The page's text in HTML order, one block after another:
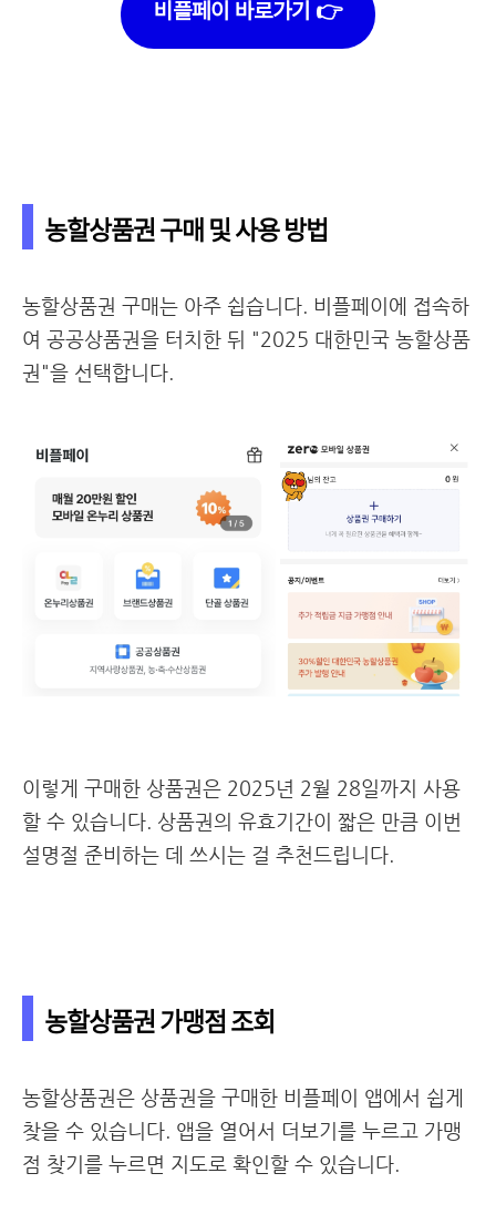
비플페이 바로가기 👉
농할상품권 구매 및 사용 방법
농할상품권 구매는 아주 쉽습니다. 비플페이에 접속하
여 공공상품권을 터치한 뒤 "2025 대한민국 농할상품
권"을 선택합니다.
이렇게 구매한 상품권은 2025년 2월 28일까지 사용
할 수 있습니다. 상품권의 유효기간이 짧은 만큼 이번
설명절 준비하는 데 쓰시는 걸 추천드립니다.
농할상품권 가맹점 조회
농할상품권은 상품권을 구매한 비플페이 앱에서 쉽게
찾을 수 있습니다. 앱을 열어서 더보기를 누르고 가맹
점 찾기를 누르면 지도로 확인할 수 있습니다.